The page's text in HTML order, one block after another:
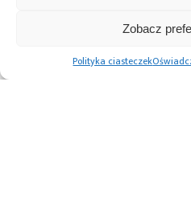
Zobacz
Polityka ciasteczek
Od lampowo-
do kwantowej Odry 5